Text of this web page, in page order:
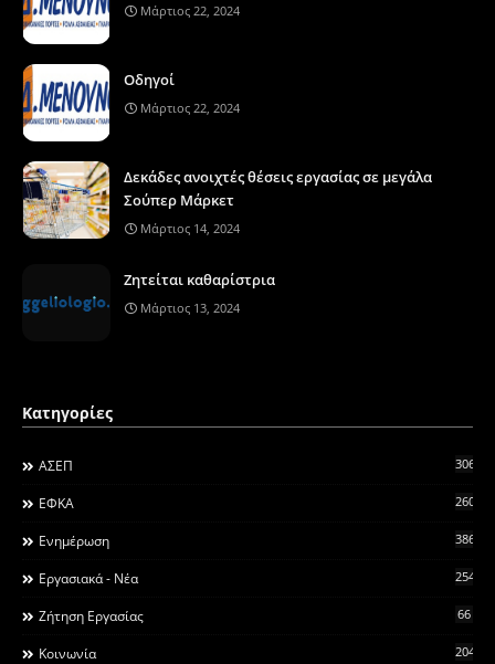
Μάρτιος 22, 2024
Οδηγοί
Μάρτιος 22, 2024
Δεκάδες ανοιχτές θέσεις εργασίας σε μεγάλα
Σούπερ Μάρκετ
Μάρτιος 14, 2024
Ζητείται καθαρίστρια
Μάρτιος 13, 2024
Κατηγορίες
ΑΣΕΠ 306
ΕΦΚΑ 260
Ενημέρωση 3868
Εργασιακά - Νέα 2546
Ζήτηση Εργασίας 66
Κοινωνία 2044